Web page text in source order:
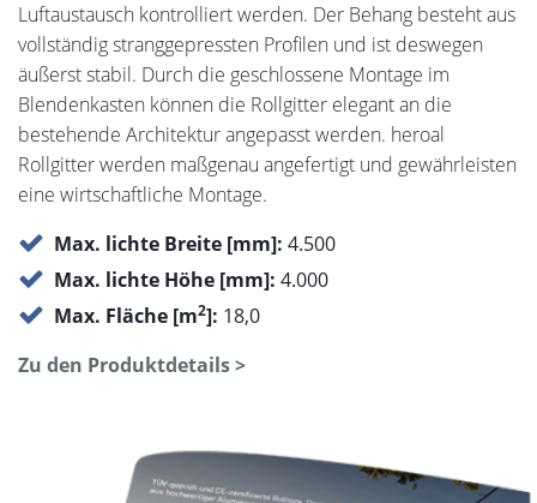
Luftaustausch kontrolliert werden. Der Behang besteht aus
vollständig stranggepressten Profilen und ist deswegen
äußerst stabil. Durch die geschlossene Montage im
Blendenkasten können die Rollgitter elegant an die
bestehende Architektur angepasst werden. heroal
Rollgitter werden maßgenau angefertigt und gewährleisten
eine wirtschaftliche Montage.
Max. lichte Breite [mm]: 4.500
Max. lichte Höhe [mm]: 4.000
Max. Fläche [m2]: 18,0
Zu den Produktdetails >